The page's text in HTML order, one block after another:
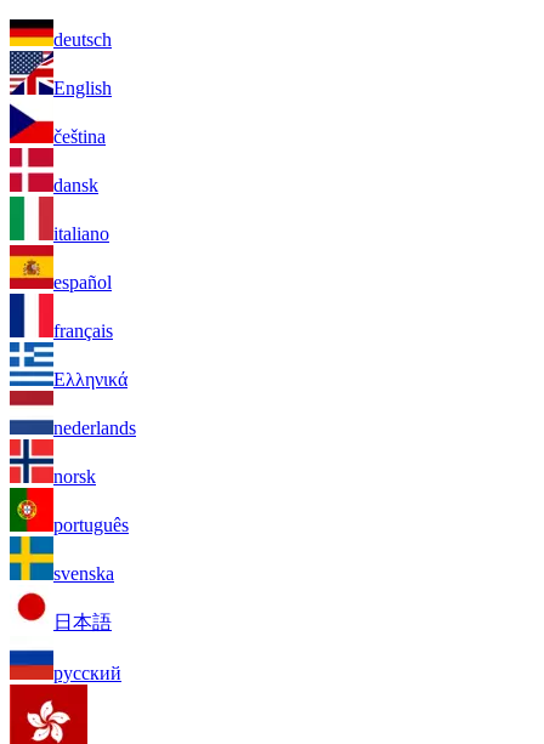
deutsch
English
čeština
dansk
italiano
español
français
Ελληνικά
nederlands
norsk
português
svenska
日本語
русский